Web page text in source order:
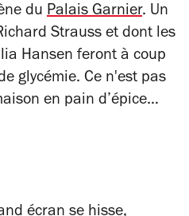
du Palais Garnier. Un
Strauss et dont les
Hansen feront à coup
glycémie. Ce n'est pas
en pain d’épice…
écran se hisse,